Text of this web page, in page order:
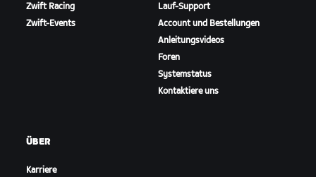
Zwift Racing
Zwift-Events
Lauf-Support
Account und Bestellungen
Anleitungsvideos
Foren
Systemstatus
Kontaktiere uns
ÜBER
Karriere